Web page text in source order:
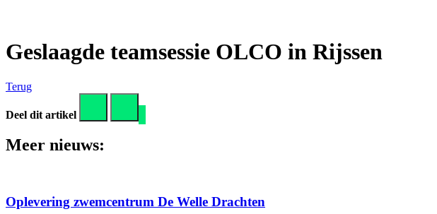
Geslaagde teamsessie OLCO in Rijssen
Terug
Deel dit artikel
Meer nieuws:
Oplevering zwemcentrum De Welle Drachten